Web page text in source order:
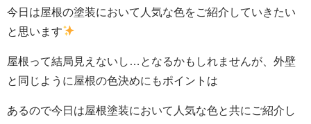
今日は屋根の塗装において人気な色をご紹介していきたい
と思います
屋根って結局見えないし…となるかもしれませんが、外壁
と同じように屋根の色決めにもポイントは
あるので今日は屋根塗装において人気な色と共にご紹介し